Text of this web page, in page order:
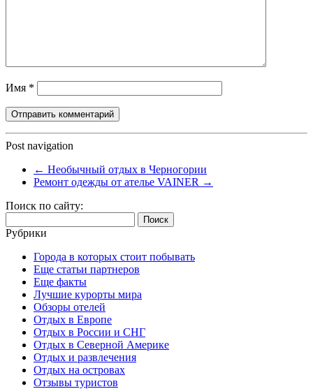
Имя *
Post navigation
← Необычный отдых в Черногории
Ремонт одежды от ателье VAINER →
Поиск по сайту:
Рубрики
Города в которых стоит побывать
Еще статьи партнеров
Еще факты
Лучшие курорты мира
Обзоры отелей
Отдых в Европе
Отдых в России и СНГ
Отдых в Северной Америке
Отдых и развлечения
Отдых на островах
Отзывы туристов